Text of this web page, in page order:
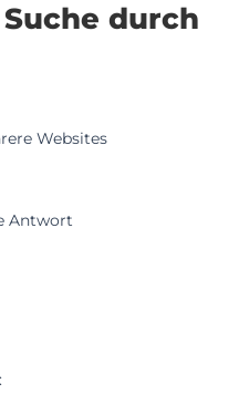
durch
Websites
Antwort